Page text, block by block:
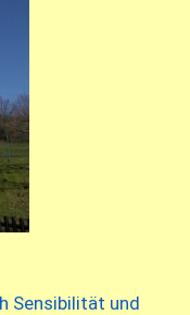
Sensibilität und